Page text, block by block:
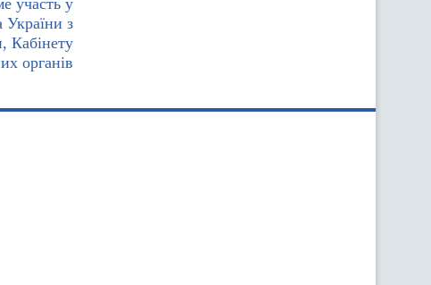
участь у
України з
Кабінету
органів